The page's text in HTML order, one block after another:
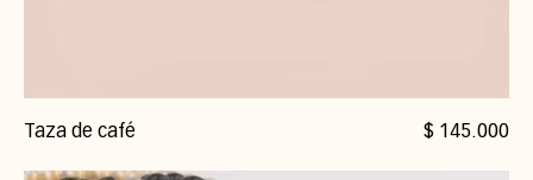
Taza de café Precio
$ 145.000